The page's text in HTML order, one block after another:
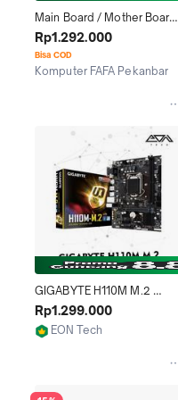
Main Board / Mother Board
Gigabyte H110M-H LGA 1151
DDR4
Rp1.292.000
Bisa COD
Komputer FAFA Pekanbaru
GIGABYTE H110M M.2
Motherboard Intel LGA 1151
DDR4
Rp1.299.000
EON Tech